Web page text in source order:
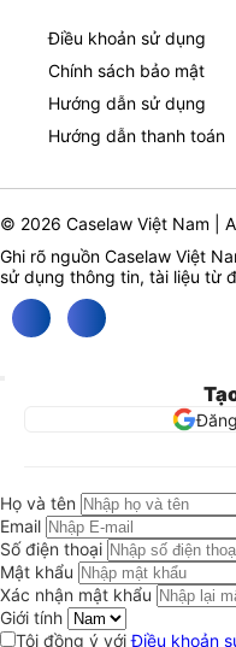
Điều khoản sử dụng
Chính sách bảo mật
Hướng dẫn sử dụng
Hướng dẫn thanh toán
© 2026 Caselaw Việt Nam |
Ghi rõ nguồn Caselaw Việt
sử dụng thông tin, tài liệu từ
Họ và tên
Email
Số điện thoại
Mật khẩu
Xác nhận mật khẩu
Giới tính
Tôi đồng ý vớiĐiều khoản